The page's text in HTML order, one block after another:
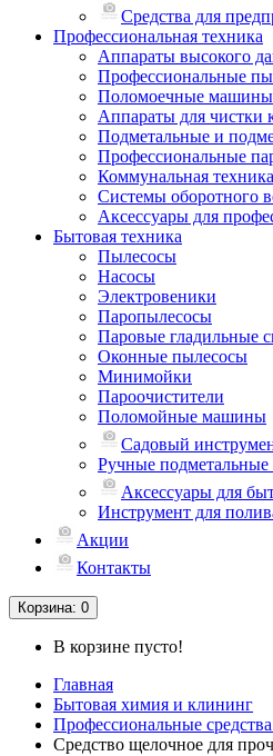
Cредства для
Профессиональная техника
Аппараты высокого
Профессиональные
Поломоечные машины
Аппараты для чистки
Подметальные и
Профессиональные
Коммунальная техника
Системы оборотного
Аксессуары для
Бытовая техника
Пылесосы
Насосы
Электровеники
Паропылесосы
Паровые гладильные
Оконные пылесосы
Минимойки
Пароочистители
Поломойные машины
Садовый
Ручные
Аксессуары для
Инструмент для
Акции
Контакты
Корзина: 0
В корзине пусто!
Главная
Бытовая химия и клининг
Профессиональные
Средство щелочное для